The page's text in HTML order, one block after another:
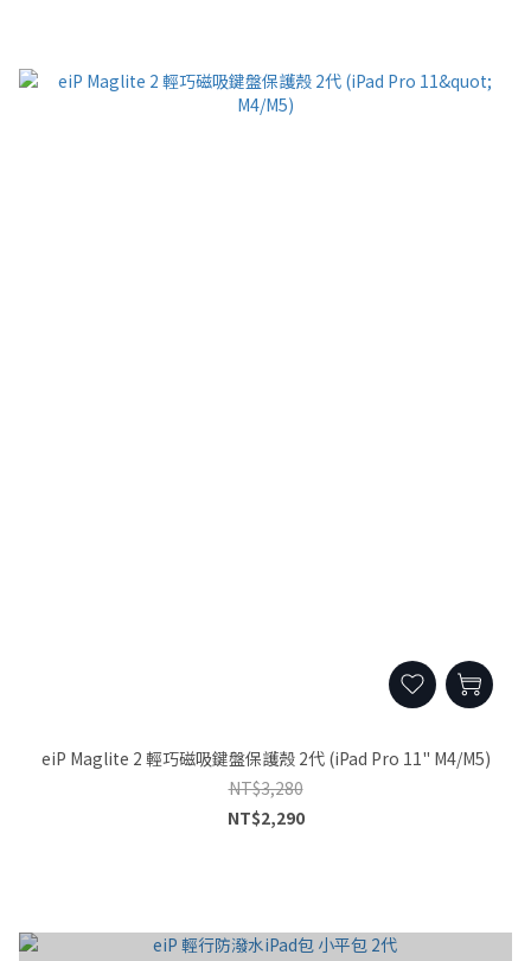
eiP Maglite 2 輕巧磁吸鍵盤保護殼 2代 (iPad Pro 11" M4/M5)
NT$3,280
NT$2,290